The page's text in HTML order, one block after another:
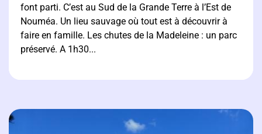
font parti. C’est au Sud de la Grande Terre à l’Est de
Nouméa. Un lieu sauvage où tout est à découvrir à
faire en famille. Les chutes de la Madeleine : un parc
préservé. A 1h30...